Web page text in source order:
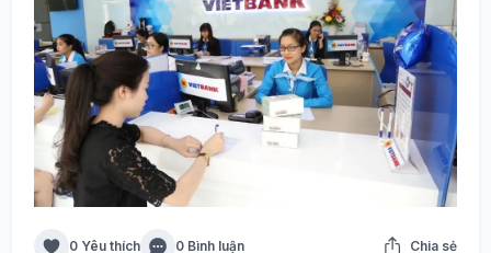
0 Yêu thích 0 Bình luận Chia sẻ